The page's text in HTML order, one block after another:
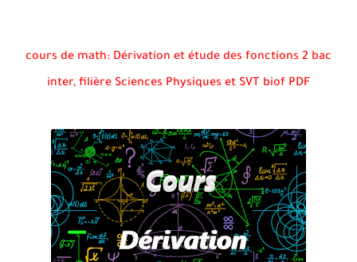
cours de math: Dérivation et étude des fonctions 2 bac
inter, filière Sciences Physiques et SVT biof PDF